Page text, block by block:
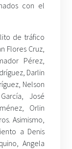
con el
de tráfico
Flores Cruz,
Pérez,
Darlin
Nelson
José
Orlin
Asimismo,
a Denis
Angela